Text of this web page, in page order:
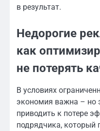
в результат.
Недорогие
как
не потерять
В условиях
экономия важна – но
приводить к потере
подрядчика, который